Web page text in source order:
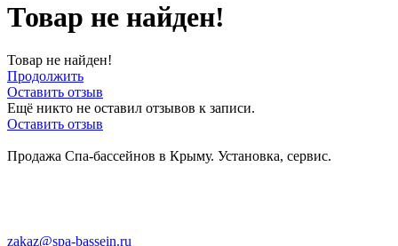
Товар не найден!
Товар не найден!
Продолжить
Оставить отзыв
Ещё никто не оставил отзывов к записи.
Оставить отзыв
Продажа Спа-бассейнов в Крыму. Установка, сервис.
zakaz@spa-bassein.ru